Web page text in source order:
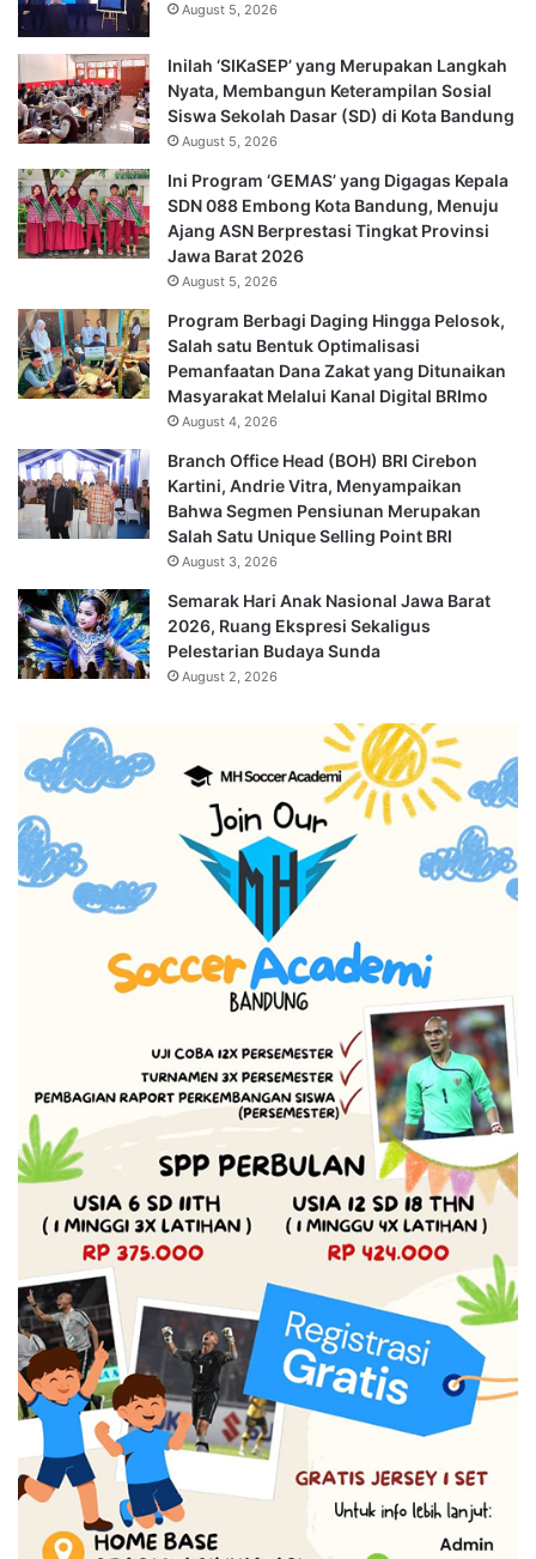
August 5, 2026
Inilah ‘SIKaSEP’ yang Merupakan Langkah
Nyata, Membangun Keterampilan Sosial
Siswa Sekolah Dasar (SD) di Kota Bandung
August 5, 2026
Ini Program ‘GEMAS’ yang Digagas Kepala
SDN 088 Embong Kota Bandung, Menuju
Ajang ASN Berprestasi Tingkat Provinsi
Jawa Barat 2026
August 5, 2026
Program Berbagi Daging Hingga Pelosok,
Salah satu Bentuk Optimalisasi
Pemanfaatan Dana Zakat yang Ditunaikan
Masyarakat Melalui Kanal Digital BRImo
August 4, 2026
Branch Office Head (BOH) BRI Cirebon
Kartini, Andrie Vitra, Menyampaikan
Bahwa Segmen Pensiunan Merupakan
Salah Satu Unique Selling Point BRI
August 3, 2026
Semarak Hari Anak Nasional Jawa Barat
2026, Ruang Ekspresi Sekaligus
Pelestarian Budaya Sunda
August 2, 2026